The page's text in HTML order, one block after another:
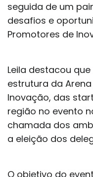
seguida de um
desafios e
Promotores de
Leila destacou
estrutura da
Inovação, das
região no evento
chamada dos
a eleição dos
O objetivo do